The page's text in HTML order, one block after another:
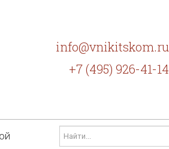
info@vnikitskom.ru
+7 (495) 926-41-14